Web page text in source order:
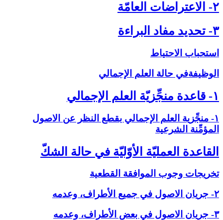
۲- الاعتراضات العامّة
۳- تحديد مفاد البراءة
استحباب الاحتياط
الوظيفةفي حالة العلم الإجمالي‏
۱- قاعدة منجِّزيّة العلم الإجمالي‏
۱- منجِّزية العلم الإجمالي بقطع النظر عن الاصول
المؤمِّنة الشرعية
القاعدة العمليّة الأوّليّة في حالة الشكّ‏
تخريجات وجوب الموافقة القطعية
۲- جريان الاصول في جميع الأطراف، وعدمه
۳- جريان الاصول في بعض الأطراف، وعدمه